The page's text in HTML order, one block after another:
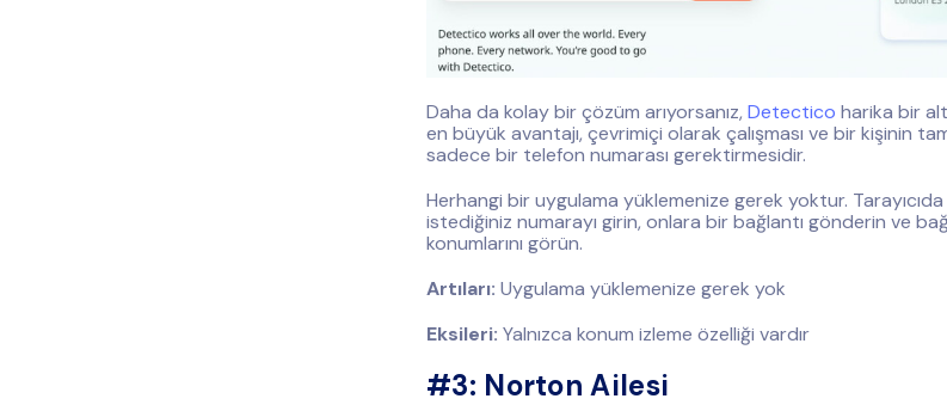
Daha da kolay bir çözüm arıyorsanız, Detectico harika bir
en büyük avantajı, çevrimiçi olarak çalışması ve bir kişinin
sadece bir telefon numarası gerektirmesidir.
Herhangi bir uygulama yüklemenize gerek yoktur.
istediğiniz numarayı girin, onlara bir bağlantı gönderin ve
konumlarını görün.
Artıları: Uygulama yüklemenize gerek yok
Eksileri: Yalnızca konum izleme özelliği vardır
#3: Norton Ailesi